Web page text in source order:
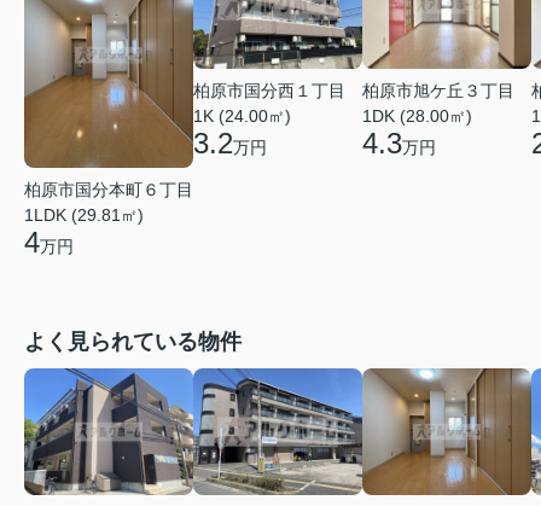
柏原市国分本町６丁目
1LDK (29.81㎡)
4万円
柏原市国分西１丁目
1K (24.00㎡)
3.2万円
柏原市旭ケ丘３丁目
1DK (28.00㎡)
4.3万円
よく見られている物件